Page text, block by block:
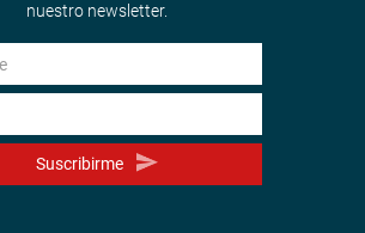
nuestro newsletter.
Suscribirme